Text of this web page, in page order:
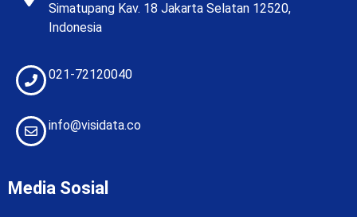
Simatupang Kav. 18 Jakarta Selatan 12520,
Indonesia
021-72120040
info@visidata.co
Media Sosial